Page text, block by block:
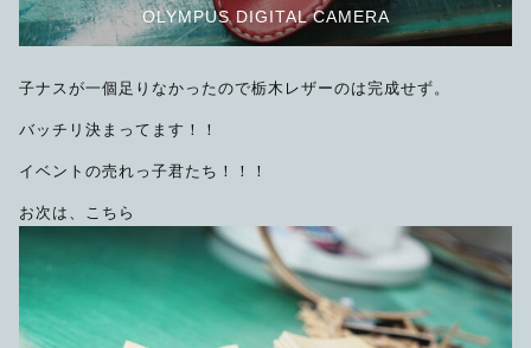
OLYMPUS DIGITAL CAMERA
子ナスが一個足りなかったので栃木レザーのは完成せず。
バッチリ決まってます！！
イベントの売れっ子君たち！！！
お次は、こちら